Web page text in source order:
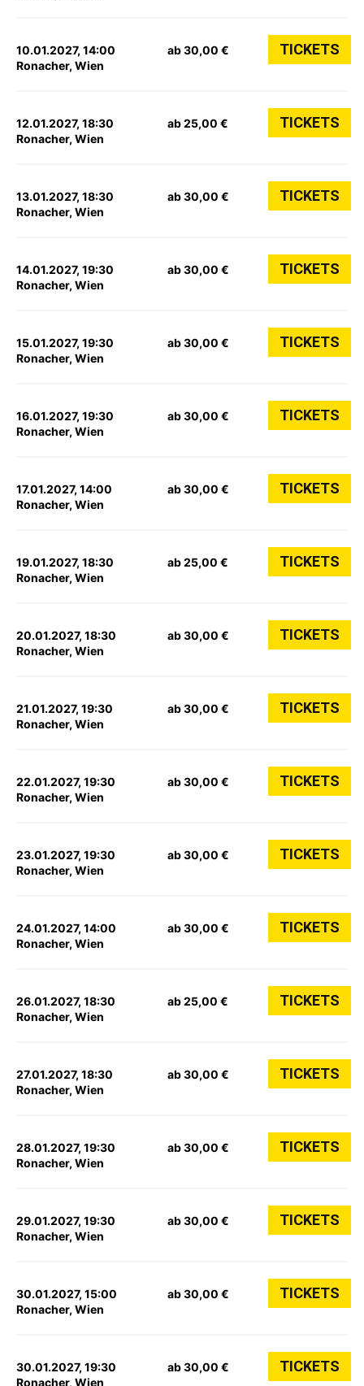
10.01.2027, 14:00
Ronacher, Wien
ab 30,00 € TICKETS
12.01.2027, 18:30
Ronacher, Wien
ab 25,00 € TICKETS
13.01.2027, 18:30
Ronacher, Wien
ab 30,00 € TICKETS
14.01.2027, 19:30
Ronacher, Wien
ab 30,00 € TICKETS
15.01.2027, 19:30
Ronacher, Wien
ab 30,00 € TICKETS
16.01.2027, 19:30
Ronacher, Wien
ab 30,00 € TICKETS
17.01.2027, 14:00
Ronacher, Wien
ab 30,00 € TICKETS
19.01.2027, 18:30
Ronacher, Wien
ab 25,00 € TICKETS
20.01.2027, 18:30
Ronacher, Wien
ab 30,00 € TICKETS
21.01.2027, 19:30
Ronacher, Wien
ab 30,00 € TICKETS
22.01.2027, 19:30
Ronacher, Wien
ab 30,00 € TICKETS
23.01.2027, 19:30
Ronacher, Wien
ab 30,00 € TICKETS
24.01.2027, 14:00
Ronacher, Wien
ab 30,00 € TICKETS
26.01.2027, 18:30
Ronacher, Wien
ab 25,00 € TICKETS
27.01.2027, 18:30
Ronacher, Wien
ab 30,00 € TICKETS
28.01.2027, 19:30
Ronacher, Wien
ab 30,00 € TICKETS
29.01.2027, 19:30
Ronacher, Wien
ab 30,00 € TICKETS
30.01.2027, 15:00
Ronacher, Wien
ab 30,00 € TICKETS
30.01.2027, 19:30
Ronacher, Wien
ab 30,00 € TICKETS